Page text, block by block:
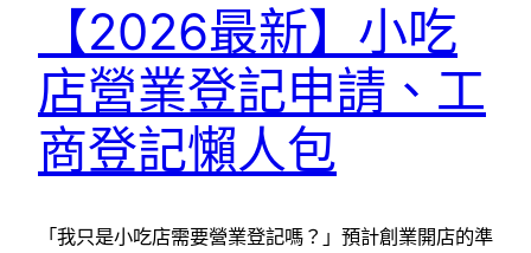
【2026最新】小吃
店營業登記申請、工
商登記懶人包
「我只是小吃店需要營業登記嗎？」預計創業開店的準